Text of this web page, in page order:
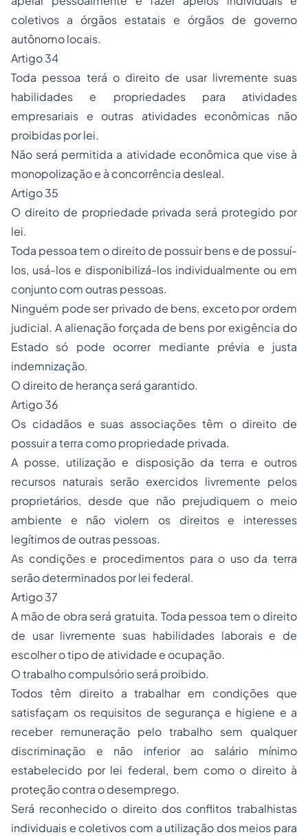
coletivos a órgãos estatais e órgãos de governo
autônomo locais.
Artigo 34
Toda pessoa terá o direito de usar livremente suas
habilidades e propriedades para atividades
empresariais e outras atividades econômicas não
proibidas por lei.
Não será permitida a atividade econômica que vise à
monopolização e à concorrência desleal.
Artigo 35
O direito de propriedade privada será protegido por
lei.
Toda pessoa tem o direito de possuir bens e de possuí-
los, usá-los e disponibilizá-los individualmente ou em
conjunto com outras pessoas.
Ninguém pode ser privado de bens, exceto por ordem
judicial. A alienação forçada de bens por exigência do
Estado só pode ocorrer mediante prévia e justa
indemnização.
O direito de herança será garantido.
Artigo 36
Os cidadãos e suas associações têm o direito de
possuir a terra como propriedade privada.
A posse, utilização e disposição da terra e outros
recursos naturais serão exercidos livremente pelos
proprietários, desde que não prejudiquem o meio
ambiente e não violem os direitos e interesses
legítimos de outras pessoas.
As condições e procedimentos para o uso da terra
serão determinados por lei federal.
Artigo 37
A mão de obra será gratuita. Toda pessoa tem o direito
de usar livremente suas habilidades laborais e de
escolher o tipo de atividade e ocupação.
O trabalho compulsório será proibido.
Todos têm direito a trabalhar em condições que
satisfaçam os requisitos de segurança e higiene e a
receber remuneração pelo trabalho sem qualquer
discriminação e não inferior ao salário mínimo
estabelecido por lei federal, bem como o direito à
proteção contra o desemprego.
Será reconhecido o direito dos conflitos trabalhistas
individuais e coletivos com a utilização dos meios para